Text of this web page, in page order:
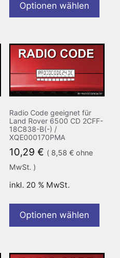
Optionen wählen
Radio Code geeignet für
Land Rover 6500 CD 2CFF-
18C838-B(-) /
XQE000170PMA
10,29 € ( 8,58 €ohne
MwSt. )
inkl. 20 % MwSt.
Optionen wählen